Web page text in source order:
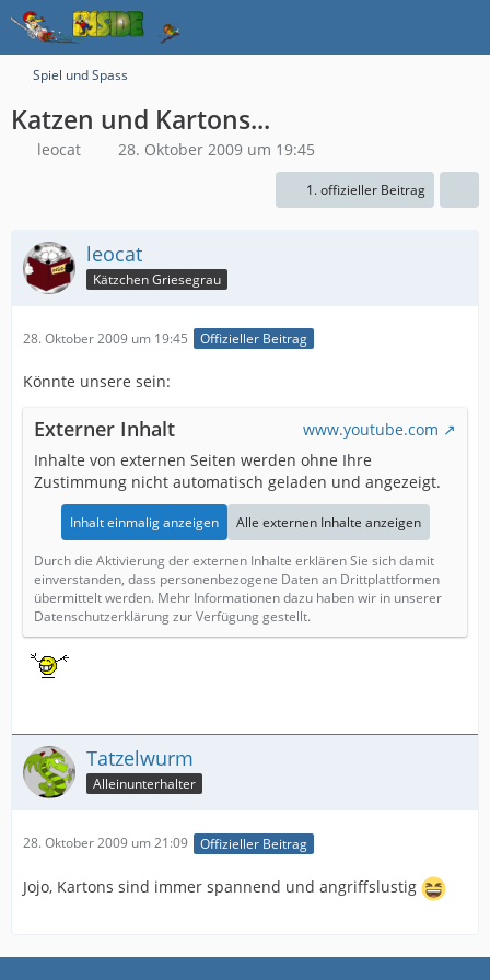
Spiel und Spass
Katzen und Kartons...
leocat 28. Oktober 2009 um 19:45
1. offizieller Beitrag
leocat
Kätzchen Griesegrau
28. Oktober 2009 um 19:45 Offizieller Beitrag
Könnte unsere sein:
Externer Inhalt
www.youtube.com
Inhalte von externen Seiten werden ohne Ihre
Zustimmung nicht automatisch geladen und angezeigt.
Inhalt einmalig anzeigen Alle externen Inhalte anzeigen
Durch die Aktivierung der externen Inhalte erklären Sie sich damit
einverstanden, dass personenbezogene Daten an Drittplattformen
übermittelt werden. Mehr Informationen dazu haben wir in unserer
Datenschutzerklärung zur Verfügung gestellt.
Tatzelwurm
Alleinunterhalter
28. Oktober 2009 um 21:09 Offizieller Beitrag
Jojo, Kartons sind immer spannend und angriffslustig